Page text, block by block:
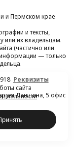
и Пермском крае
и тексты,
или их владельцам.
(частично или
информации — только
Реквизиты
Данщина, 5 офис
сайта